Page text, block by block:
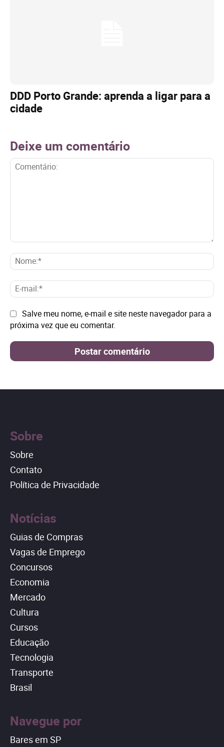
DDD Porto Grande: aprenda a ligar para a
cidade
Deixe um comentário
E-
Site: Salve meu nome, e-mail e site neste navegador para a
próxima vez que eu comentar.
Sobre
Sobre
Contato
Política de Privacidade
Notícias
Guias de Compras
Vagas de Emprego
Concursos
Economia
Mercado
Cultura
Cursos
Educação
Tecnologia
Transporte
Brasil
Navegue por
Bares em SP